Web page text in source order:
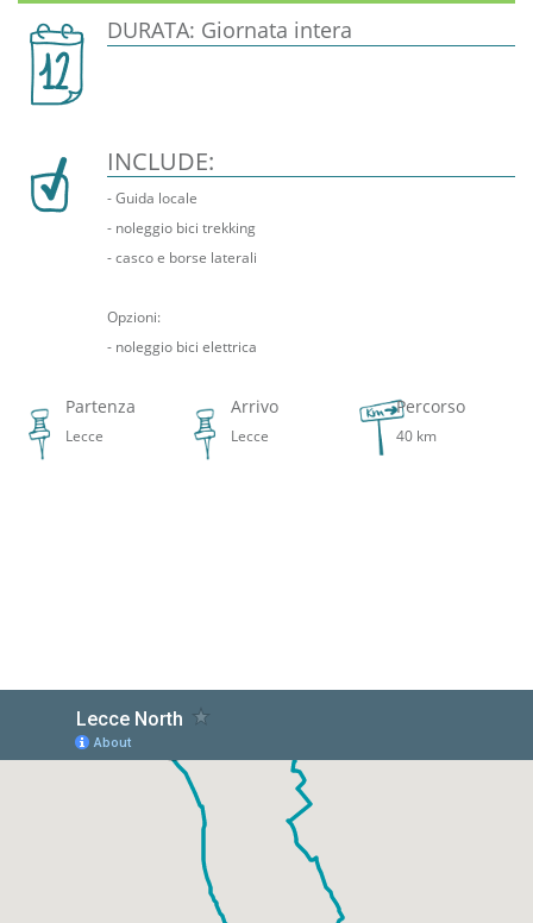
DURATA: Giornata intera
INCLUDE:
- Guida locale
- noleggio bici trekking
- casco e borse laterali
Opzioni:
- noleggio bici elettrica
Partenza
Lecce
Arrivo
Lecce
Percorso
40 km